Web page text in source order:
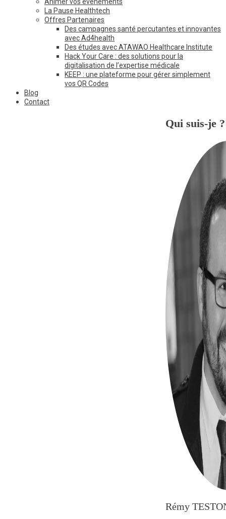
La Pause Healthtech
Offres Partenaires
Des campagnes santé percutantes et innovantes
avec Ad4health
Des études avec ATAWAO Healthcare Institute
Hack Your Care : des solutions pour la
digitalisation de l’expertise médicale
KEEP : une plateforme pour gérer simplement
vos QR Codes
Blog
Contact
Qui suis-je ?
Rémy